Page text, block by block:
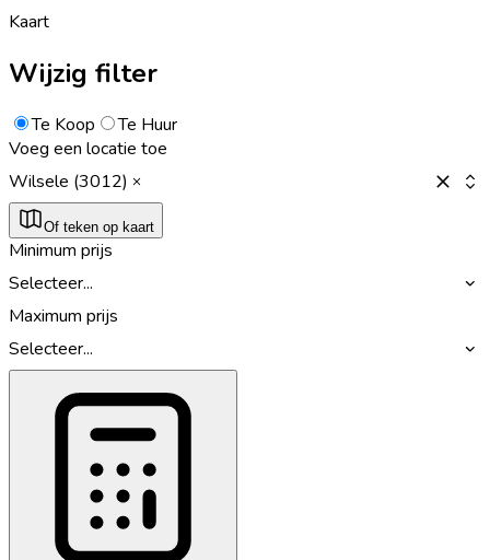
Kaart
Wijzig filter
Te Koop
Te Huur
Voeg een locatie toe
Wilsele (3012)
Of teken op kaart
Minimum prijs
Selecteer...
Maximum prijs
Selecteer...